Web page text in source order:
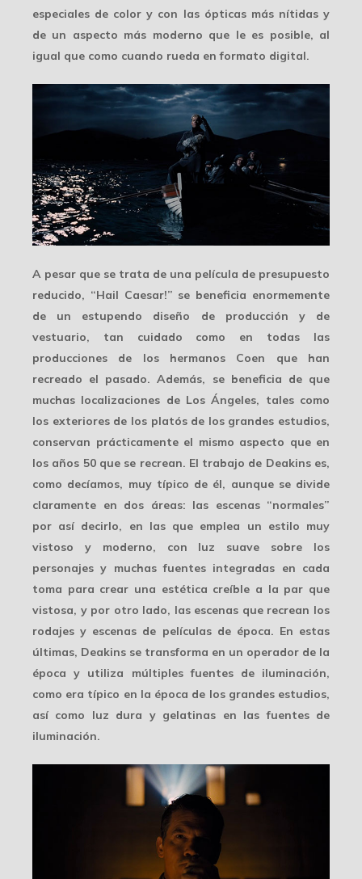
especiales de color y con las ópticas más nítidas y
de un aspecto más moderno que le es posible, al
igual que como cuando rueda en formato digital.
A pesar que se trata de una película de presupuesto
reducido, “Hail Caesar!” se beneficia enormemente
de un estupendo diseño de producción y de
vestuario, tan cuidado como en todas las
producciones de los hermanos Coen que han
recreado el pasado. Además, se beneficia de que
muchas localizaciones de Los Ángeles, tales como
los exteriores de los platós de los grandes estudios,
conservan prácticamente el mismo aspecto que en
los años 50 que se recrean. El trabajo de Deakins es,
como decíamos, muy típico de él, aunque se divide
claramente en dos áreas: las escenas “normales”
por así decirlo, en las que emplea un estilo muy
vistoso y moderno, con luz suave sobre los
personajes y muchas fuentes integradas en cada
toma para crear una estética creíble a la par que
vistosa, y por otro lado, las escenas que recrean los
rodajes y escenas de películas de época. En estas
últimas, Deakins se transforma en un operador de la
época y utiliza múltiples fuentes de iluminación,
como era típico en la época de los grandes estudios,
así como luz dura y gelatinas en las fuentes de
iluminación.